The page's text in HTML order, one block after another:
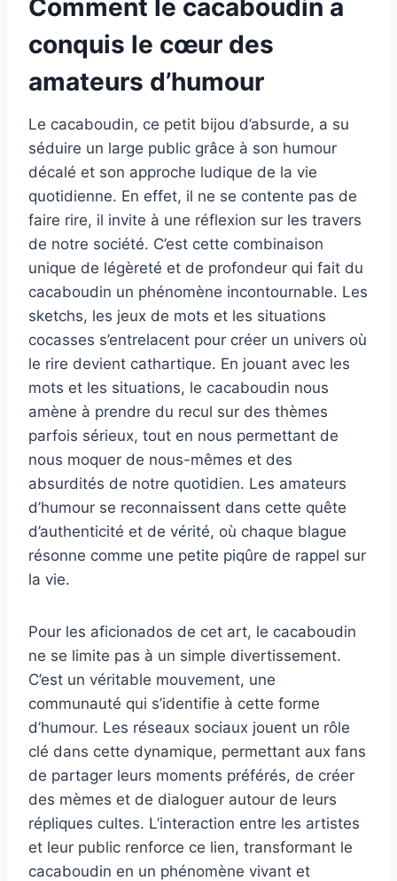
Comment le cacaboudin a
conquis le cœur des
amateurs d’humour
Le cacaboudin, ce petit bijou d’absurde, a su
séduire un large public grâce à son humour
décalé et son approche ludique de la vie
quotidienne. En effet, il ne se contente pas de
faire rire, il invite à une réflexion sur les travers
de notre société. C’est cette combinaison
unique de légèreté et de profondeur qui fait du
cacaboudin un phénomène incontournable. Les
sketchs, les jeux de mots et les situations
cocasses s’entrelacent pour créer un univers où
le rire devient cathartique. En jouant avec les
mots et les situations, le cacaboudin nous
amène à prendre du recul sur des thèmes
parfois sérieux, tout en nous permettant de
nous moquer de nous-mêmes et des
absurdités de notre quotidien. Les amateurs
d’humour se reconnaissent dans cette quête
d’authenticité et de vérité, où chaque blague
résonne comme une petite piqûre de rappel sur
la vie.
Pour les aficionados de cet art, le cacaboudin
ne se limite pas à un simple divertissement.
C’est un véritable mouvement, une
communauté qui s’identifie à cette forme
d’humour. Les réseaux sociaux jouent un rôle
clé dans cette dynamique, permettant aux fans
de partager leurs moments préférés, de créer
des mèmes et de dialoguer autour de leurs
répliques cultes. L’interaction entre les artistes
et leur public renforce ce lien, transformant le
cacaboudin en un phénomène vivant et